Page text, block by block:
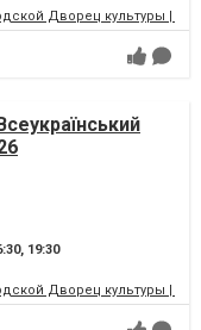
Дворец культуры |
19:30
Дворец культуры |